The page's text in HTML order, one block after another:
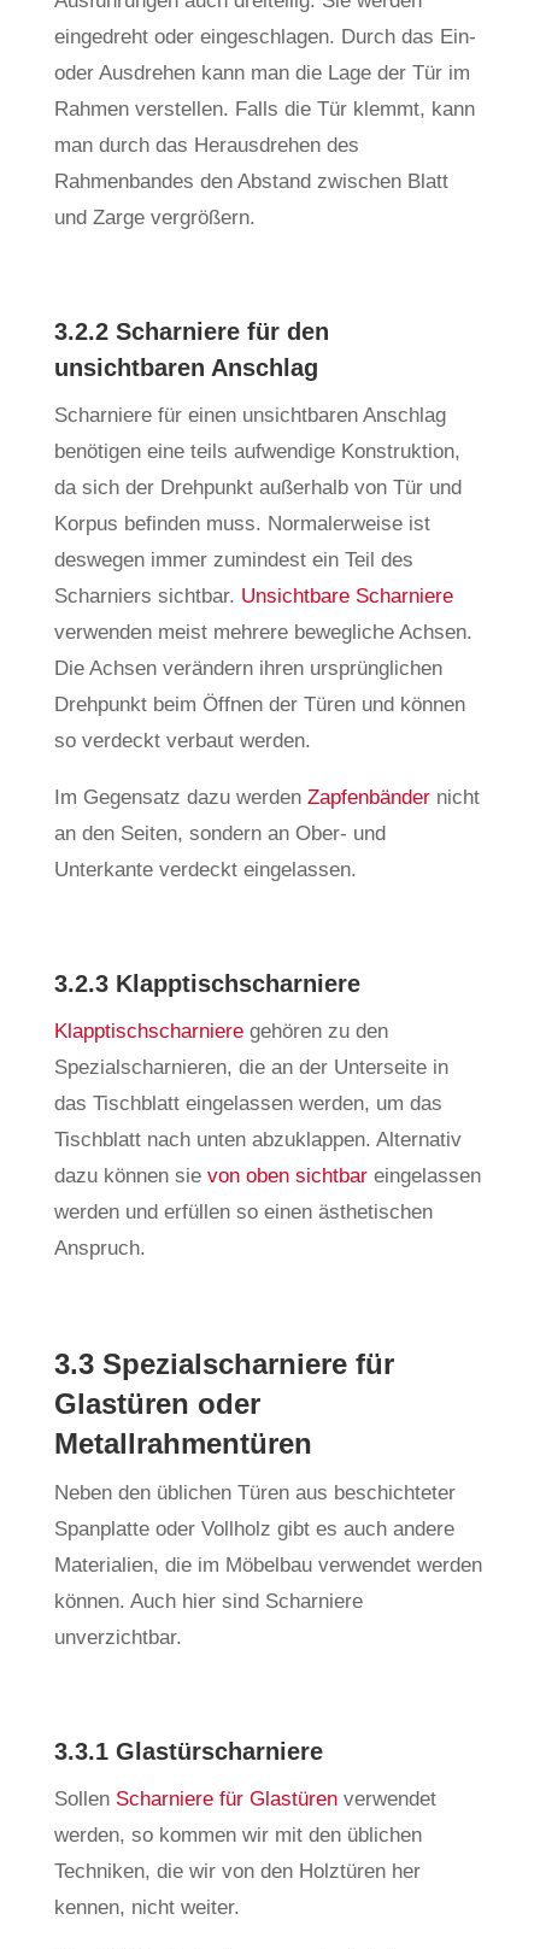
eingedreht oder eingeschlagen. Durch das Ein-
oder Ausdrehen kann man die Lage der Tür im
Rahmen verstellen. Falls die Tür klemmt, kann
man durch das Herausdrehen des
Rahmenbandes den Abstand zwischen Blatt
und Zarge vergrößern.
3.2.2 Scharniere für den
unsichtbaren Anschlag
Scharniere für einen unsichtbaren Anschlag
benötigen eine teils aufwendige Konstruktion,
da sich der Drehpunkt außerhalb von Tür und
Korpus befinden muss. Normalerweise ist
deswegen immer zumindest ein Teil des
Scharniers sichtbar. Unsichtbare Scharniere
verwenden meist mehrere bewegliche Achsen.
Die Achsen verändern ihren ursprünglichen
Drehpunkt beim Öffnen der Türen und können
so verdeckt verbaut werden.
Im Gegensatz dazu werden Zapfenbändernicht
an den Seiten, sondern an Ober- und
Unterkante verdeckt eingelassen.
3.2.3 Klapptischscharniere
Klapptischscharnieregehören zu den
Spezialscharnieren, die an der Unterseite in
das Tischblatt eingelassen werden, um das
Tischblatt nach unten abzuklappen. Alternativ
dazu können sie von oben sichtbareingelassen
werden und erfüllen so einen ästhetischen
Anspruch.
3.3 Spezialscharniere für
Glastüren oder
Metallrahmentüren
Neben den üblichen Türen aus beschichteter
Spanplatte oder Vollholz gibt es auch andere
Materialien, die im Möbelbau verwendet werden
können. Auch hier sind Scharniere
unverzichtbar.
3.3.1 Glastürscharniere
Sollen Scharniere für Glastürenverwendet
werden, so kommen wir mit den üblichen
Techniken, die wir von den Holztüren her
kennen, nicht weiter.